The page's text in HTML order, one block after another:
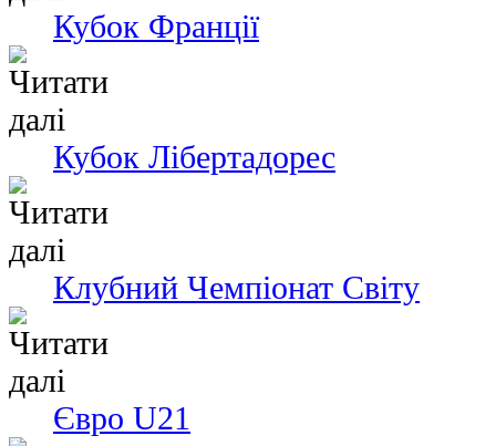
Кубок Франції
Кубок Лібертадорес
Клубний Чемпіонат Світу
Євро U21